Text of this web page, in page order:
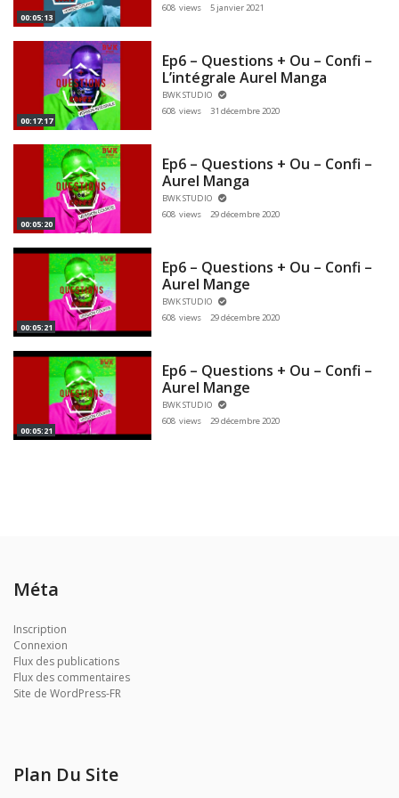
00:05:13
608 views 5 janvier 2021
00:17:17
Ep6 – Questions + Ou – Confi –
L’intégrale Aurel Manga
BWK STUDIO
608 views
31 décembre 2020
00:05:20
Ep6 – Questions + Ou – Confi –
Aurel Manga
BWK STUDIO
608 views
29 décembre 2020
00:05:21
Ep6 – Questions + Ou – Confi –
Aurel Mange
BWK STUDIO
608 views
29 décembre 2020
00:05:21
Ep6 – Questions + Ou – Confi –
Aurel Mange
BWK STUDIO
608 views
29 décembre 2020
Méta
Inscription
Connexion
Flux des publications
Flux des commentaires
Site de WordPress-FR
Plan Du Site